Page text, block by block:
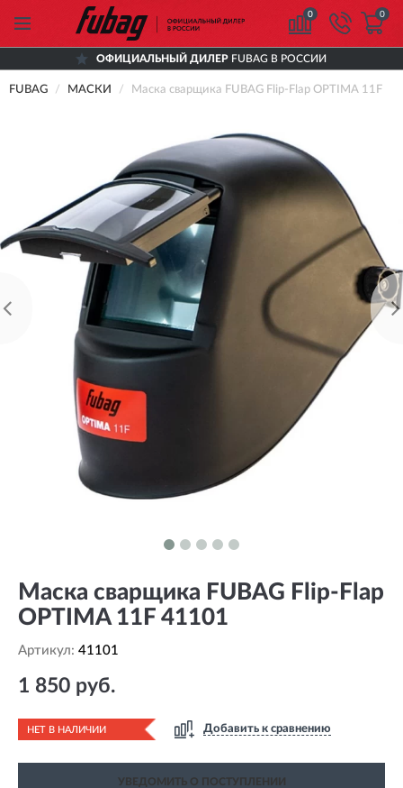
0 0
ОФИЦИАЛЬНЫЙ ДИЛЕРFUBAG В РОССИИ
FUBAG МАСКИ Маска сварщика FUBAG Flip-Flap OPTIMA 11F
Маска сварщика FUBAG Flip-Flap
OPTIMA 11F 41101
Артикул: 41101
1 850 руб.
НЕТ В НАЛИЧИИ Добавить к сравнению
УВЕДОМИТЬ О ПОСТУПЛЕНИИ